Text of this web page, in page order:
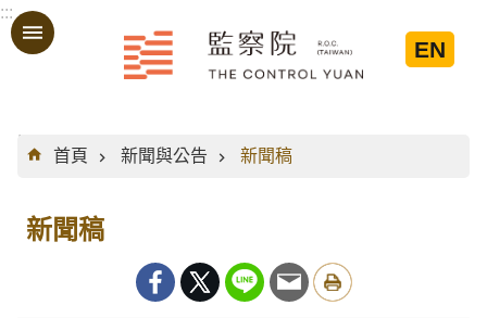
跳到主要內容區塊
:::
EN
:::
首頁
新聞與公告 新聞稿
新聞稿